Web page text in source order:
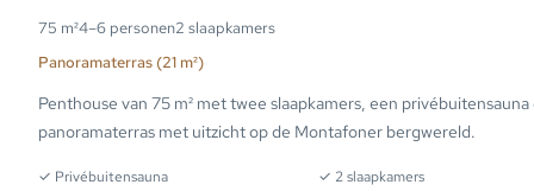
75 m²4–6 personen2 slaapkamers
Panoramaterras (21 m²)
Penthouse van 75 m² met twee slaapkamers, een
panoramaterras met uitzicht op de Montafoner bergwereld.
✓ Privébuitensauna
✓ 2 slaapkamers